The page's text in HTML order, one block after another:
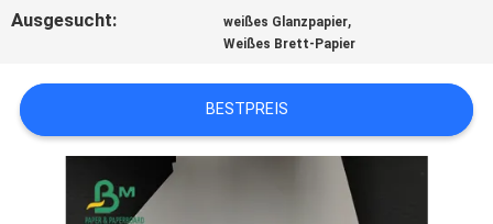
SITEMAP
DATENSCHUTZRICHTLINIE
Ausgesucht: weißes Glanzpapier,
Weißes Brett-Papier
BESTPREIS